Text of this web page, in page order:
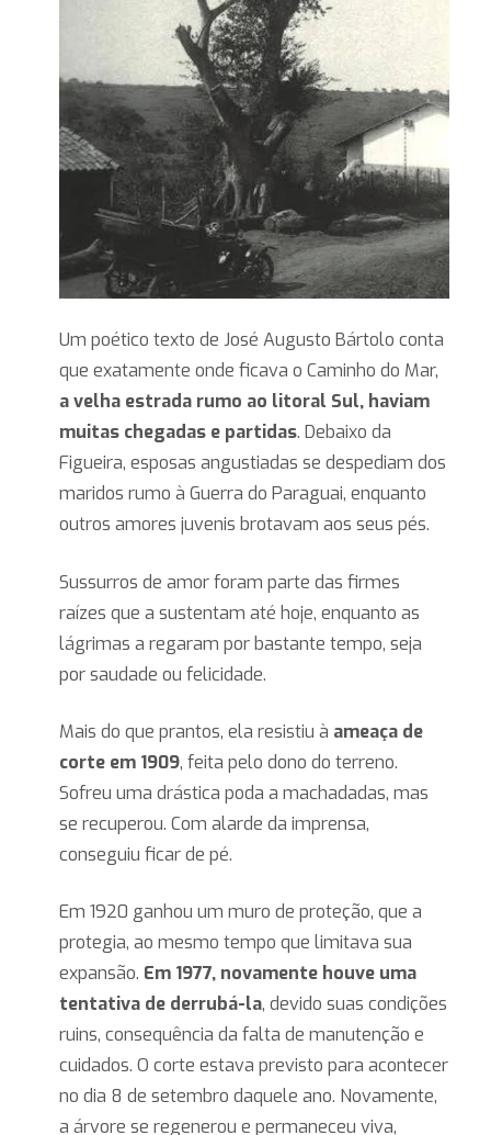
Um poético texto de José Augusto Bártolo conta
que exatamente onde ficava o Caminho do Mar,
a velha estrada rumo ao litoral Sul, haviam
muitas chegadas e partidas. Debaixo da
Figueira, esposas angustiadas se despediam dos
maridos rumo à Guerra do Paraguai, enquanto
outros amores juvenis brotavam aos seus pés.
Sussurros de amor foram parte das firmes
raízes que a sustentam até hoje, enquanto as
lágrimas a regaram por bastante tempo, seja
por saudade ou felicidade.
Mais do que prantos, ela resistiu à ameaça de
corte em 1909, feita pelo dono do terreno.
Sofreu uma drástica poda a machadadas, mas
se recuperou. Com alarde da imprensa,
conseguiu ficar de pé.
Em 1920 ganhou um muro de proteção, que a
protegia, ao mesmo tempo que limitava sua
expansão. Em 1977, novamente houve uma
tentativa de derrubá-la, devido suas condições
ruins, consequência da falta de manutenção e
cuidados. O corte estava previsto para acontecer
no dia 8 de setembro daquele ano. Novamente,
a árvore se regenerou e permaneceu viva,